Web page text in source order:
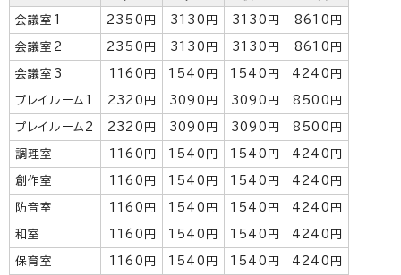
会議室1 2350円 3130円 3130円 8610円
会議室2 2350円 3130円 3130円 8610円
会議室3 1160円 1540円 1540円 4240円
プレイルーム1 2320円 3090円 3090円 8500円
プレイルーム2 2320円 3090円 3090円 8500円
調理室 1160円 1540円 1540円 4240円
創作室 1160円 1540円 1540円 4240円
防音室 1160円 1540円 1540円 4240円
和室 1160円 1540円 1540円 4240円
保育室 1160円 1540円 1540円 4240円